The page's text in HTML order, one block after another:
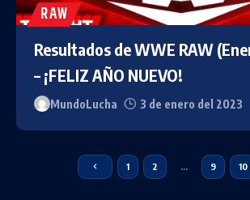
RAW
Resultados de WWE RAW
– ¡FELIZ AÑO NUEVO!
MundoLucha 3 de enero del 2023
1 2 … 9 10